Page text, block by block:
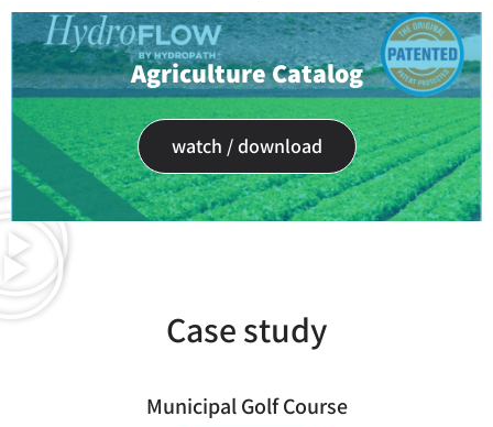
Agriculture Catalog
watch / download
Case study
Municipal Golf Course